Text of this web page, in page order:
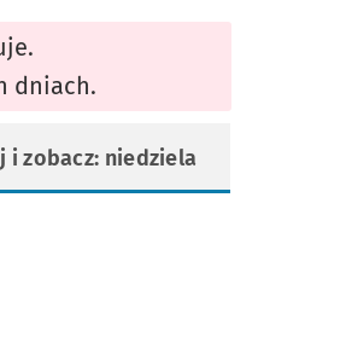
dniach.
i zobacz: niedziela